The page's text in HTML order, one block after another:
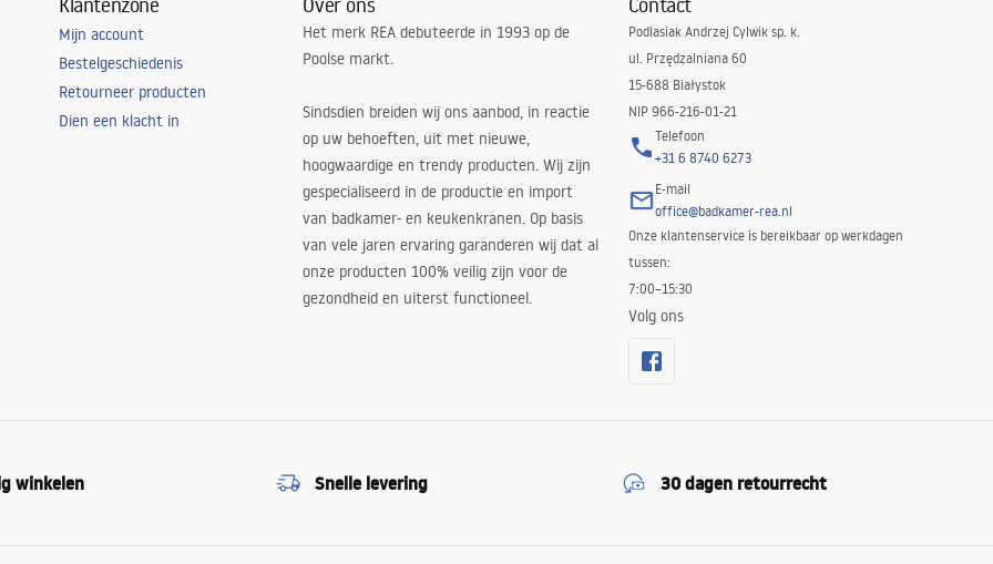
Mijn account
Bestelgeschiedenis
Retourneer producten
Dien een klacht in
Het merk REA debuteerde in 1993 op de
Poolse markt.
Sindsdien breiden wij ons aanbod, in reactie
op uw behoeften, uit met nieuwe,
hoogwaardige en trendy producten. Wij zijn
gespecialiseerd in de productie en import
van badkamer- en keukenkranen. Op basis
van vele jaren ervaring garanderen wij dat al
onze producten 100% veilig zijn voor de
gezondheid en uiterst functioneel.
Podlasiak Andrzej Cylwik sp. k.
ul. Przędzalniana 60
15-688 Białystok
NIP 966-216-01-21
Telefoon
+31 6 8740 6273
E-mail
office@badkamer-rea.nl
Onze klantenservice is bereikbaar op werkdagen
tussen:
7:00–15:30
Volg ons
winkelen Snelle levering 30 dagen retourrecht